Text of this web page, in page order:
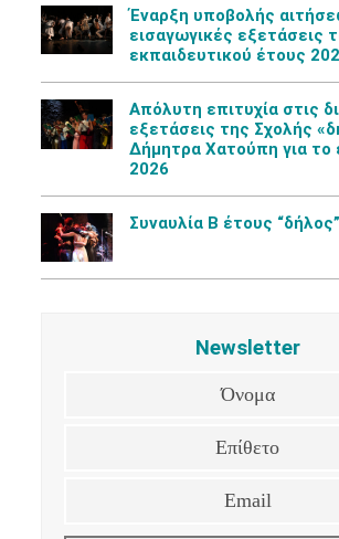
Έναρξη υποβολής
εισαγωγικές εξετάσεις
εκπαιδευτικού έτους
Aπόλυτη επιτυχία στις
εξετάσεις της Σχολής
Δήμητρα Χατούπη για το
2026
Συναυλία Β έτους
Newsletter